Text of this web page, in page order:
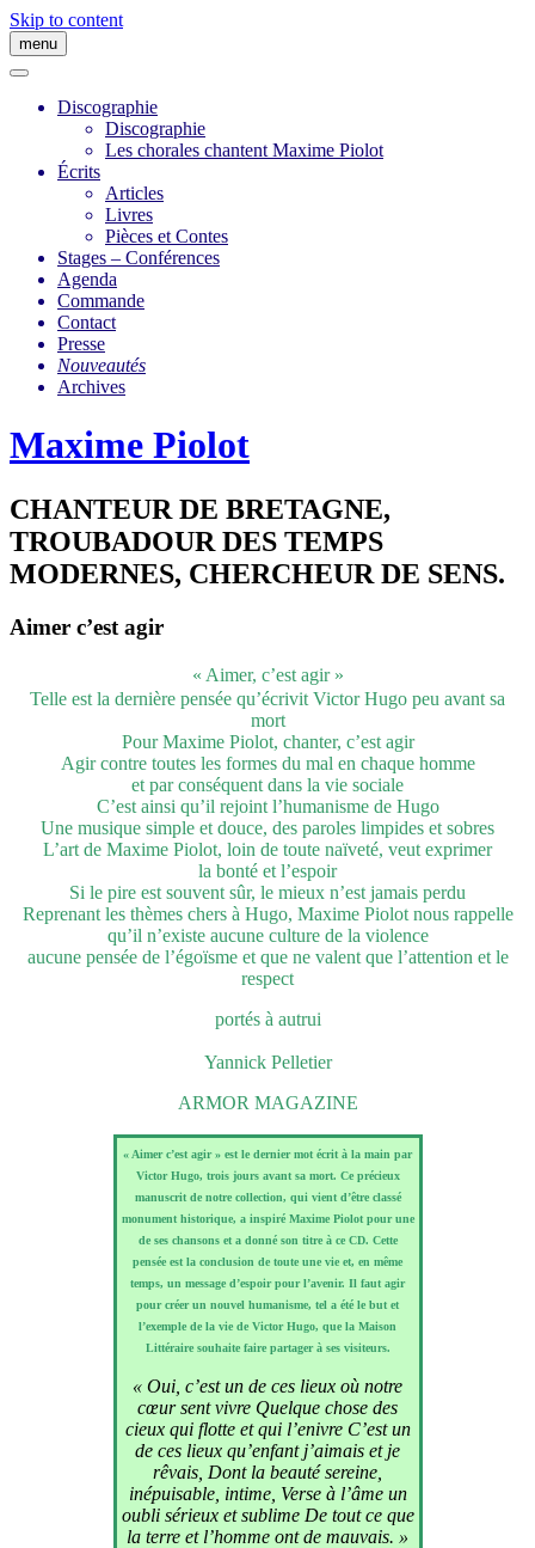
Skip to content
menu
Discographie
Discographie
Les chorales chantent Maxime Piolot
Écrits
Articles
Livres
Pièces et Contes
Stages – Conférences
Agenda
Commande
Contact
Presse
Nouveautés
Archives
Maxime Piolot
CHANTEUR DE BRETAGNE,
TROUBADOUR DES TEMPS
MODERNES, CHERCHEUR DE SENS.
Aimer c’est agir
« Aimer, c’est agir »
Telle est la dernière pensée qu’écrivit Victor Hugo peu avant sa
mort
Pour Maxime Piolot, chanter, c’est agir
Agir contre toutes les formes du mal en chaque homme
et par conséquent dans la vie sociale
C’est ainsi qu’il rejoint l’humanisme de Hugo
Une musique simple et douce, des paroles limpides et sobres
L’art de Maxime Piolot, loin de toute naïveté, veut exprimer
la bonté et l’espoir
Si le pire est souvent sûr, le mieux n’est jamais perdu
Reprenant les thèmes chers à Hugo, Maxime Piolot nous rappelle
qu’il n’existe aucune culture de la violence
aucune pensée de l’égoïsme et que ne valent que l’attention et le
respect
portés à autrui
Yannick Pelletier
ARMOR MAGAZINE
« Aimer c’est agir » est le dernier mot écrit à la main par
Victor Hugo, trois jours avant sa mort. Ce précieux
manuscrit de notre collection, qui vient d’être classé
monument historique, a inspiré Maxime Piolot pour une
de ses chansons et a donné son titre à ce CD. Cette
pensée est la conclusion de toute une vie et, en même
temps, un message d’espoir pour l’avenir. Il faut agir
pour créer un nouvel humanisme, tel a été le but et
l’exemple de la vie de Victor Hugo, que la Maison
Littéraire souhaite faire partager à ses visiteurs.
« Oui, c’est un de ces lieux où notre
cœur sent vivre Quelque chose des
cieux qui flotte et qui l’enivre C’est un
de ces lieux qu’enfant j’aimais et je
rêvais, Dont la beauté sereine,
inépuisable, intime, Verse à l’âme un
oubli sérieux et sublime De tout ce que
la terre et l’homme ont de mauvais. »